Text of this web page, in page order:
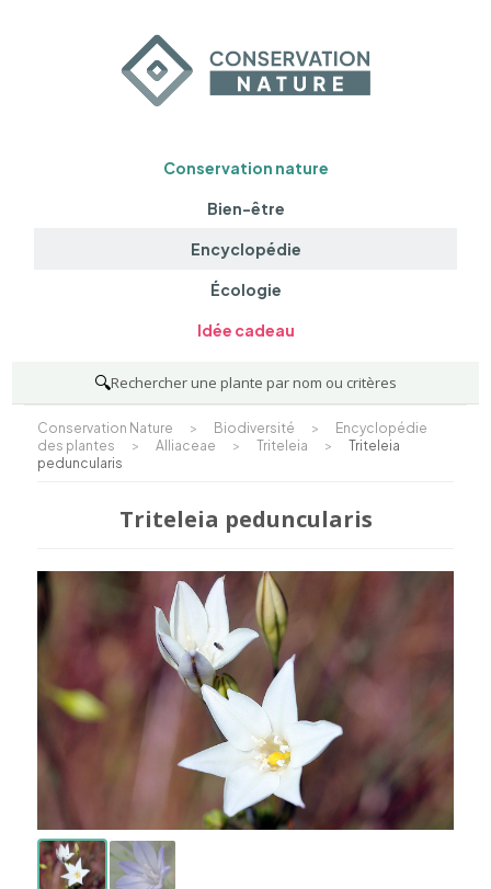
Conservation nature
Bien-être
Encyclopédie
Écologie
Idée cadeau
🔍Rechercher une plante par nom ou critères
Conservation Nature > Biodiversité >
Encyclopédie
des plantes
> Alliaceae > Triteleia >
Triteleia
peduncularis
Triteleia peduncularis